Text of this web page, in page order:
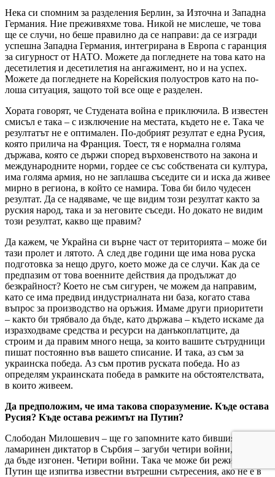
Нека си спомним за разделения Берлин, за Източна и Западна
Германия. Ние преживяхме това. Никой не мислеше, че това
ще се случи, но беше правилно да се направи: да се изгради
успешна Западна Германия, интегрирана в Европа с гаранция
за сигурност от НАТО. Можете да погледнете на това като на
десетилетия и десетилетия на ангажимент, но и на успех.
Можете да погледнете на Корейския полуостров като на по-
лоша ситуация, защото той все още е разделен.
Хората говорят, че Студената война е приключила. В известен
смисъл е така – с изключение на местата, където не е. Така че
резултатът не е оптимален. По-добрият резултат е една Русия,
която прилича на Франция. Тоест, тя е нормална голяма
държава, която се държи според върховенството на закона и
международните норми, гордее се със собствената си култура,
има голяма армия, но не заплашва съседите си и иска да живее
мирно в региона, в който се намира. Това би било чудесен
резултат. Да се надяваме, че ще видим този резултат както за
руския народ, така и за неговите съседи. Но докато не видим
този резултат, какво ще правим?
Да кажем, че Украйна си върне част от територията – може би
тази пролет и лятото. А след две години ще има нова руска
подготовка за нещо друго, което може да се случи. Как да се
предпазим от това военните действия да продължат до
безкрайност? Което не съм сигурен, че можем да направим,
като се има предвид индустриалната ни база, когато става
въпрос за производство на оръжия. Имаме други приоритети
– както би трябвало да бъде, като държава – където искаме да
изразходваме средства и ресурси на данъкоплатците, да
строим и да правим много неща, за които вашите сътрудници
пишат постоянно във вашето списание. И така, аз съм за
украинска победа. Аз съм против руската победа. Но аз
определям украинската победа в рамките на обстоятелствата,
в които живеем.
Да предположим, че има такова споразумение. Къде остава
Русия? Къде остава режимът на Путин?
Слободан Милошевич – ще го запомните като бившия
ламаринен диктатор в Сърбия – загуби четири войни, преди
да бъде изгонен. Четири войни. Така че може би режимът на
Путин ще изпитва известни вътрешни сътресения, ако не е в